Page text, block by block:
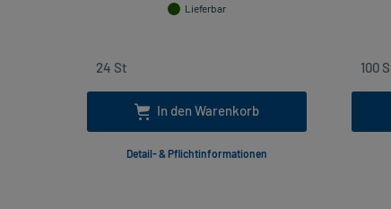
Lieferbar
In den Warenkorb
Detail- & Pflichtinformationen